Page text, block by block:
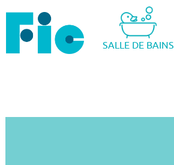
SALLE DE BAINS